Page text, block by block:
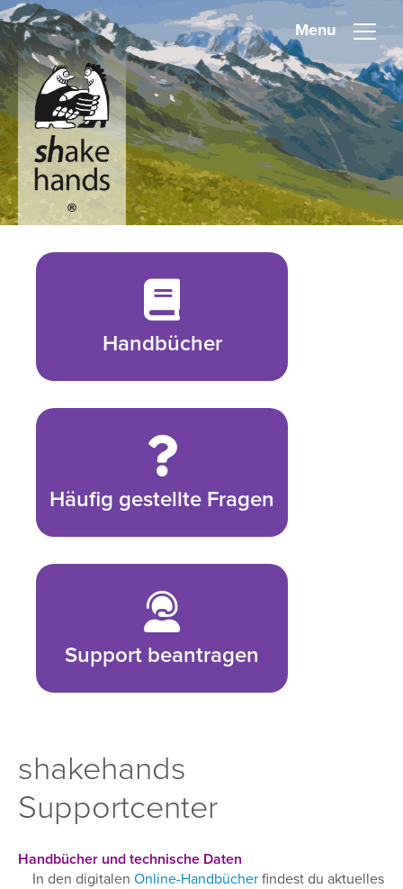
Menu
Handbücher
Häufig gestellte Fragen
Support beantragen
shakehands
Supportcenter
Handbücher und technische Daten
In den digitalen Online-Handbücher findest du aktuelles